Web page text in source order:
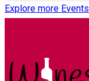
Explore more Events